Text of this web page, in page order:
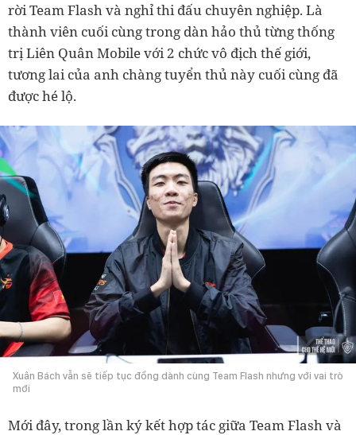
rời Team Flash và nghỉ thi đấu chuyên nghiệp. Là
thành viên cuối cùng trong dàn hảo thủ từng thống
trị Liên Quân Mobile với 2 chức vô địch thế giới,
tương lai của anh chàng tuyển thủ này cuối cùng đã
được hé lộ.
Xuân Bách vẫn sẽ tiếp tục đồng dành cùng Team Flash nhưng với vai trò
mới
Mới đây, trong lần ký kết hợp tác giữa Team Flash và